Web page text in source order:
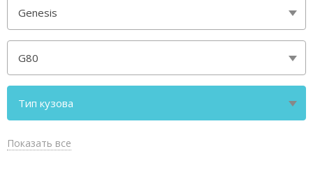
Genesis
G80
Тип кузова
седан
Показать все